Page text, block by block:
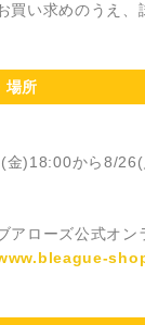
買い求めのうえ、
場所
金)18:00から8/
アローズ公式オン